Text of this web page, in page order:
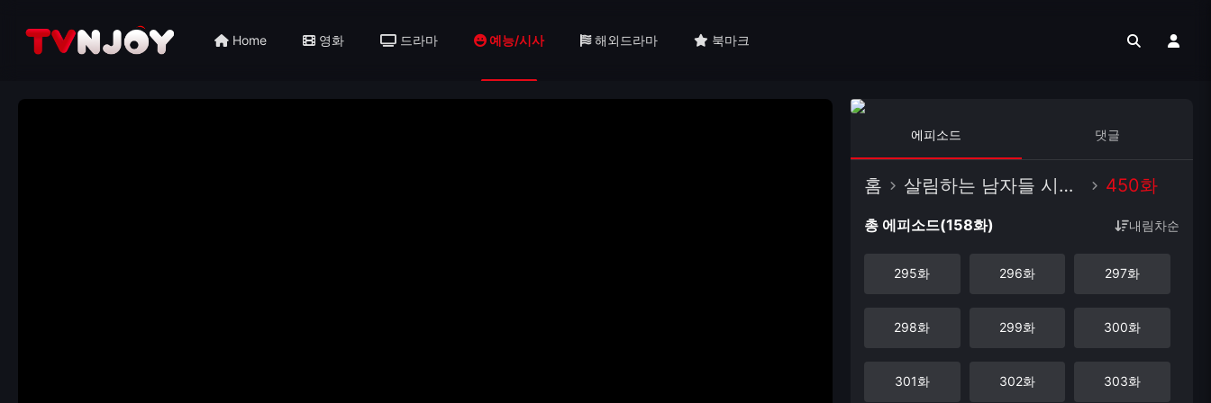
Home 영화 드라마 예능/시사 해외드라마 북마크
에피소드 댓글
홈 살림하는 남자들 시즌2 450화
총 에피소드(158화) 내림차순
295화 296화 297화
298화 299화 300화
301화 302화 303화